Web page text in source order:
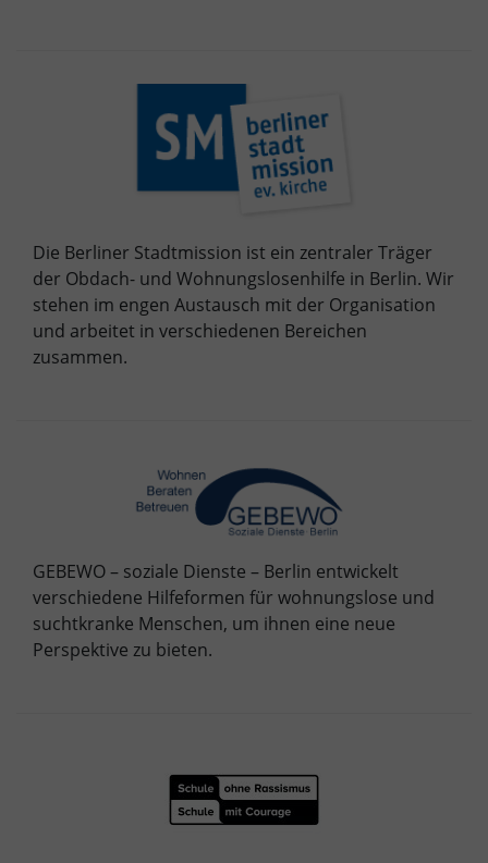
Die Berliner Stadtmission ist ein zentraler Träger
der Obdach- und Wohnungslosenhilfe in Berlin. Wir
stehen im engen Austausch mit der Organisation
und arbeitet in verschiedenen Bereichen
zusammen.
GEBEWO – soziale Dienste – Berlin entwickelt
verschiedene Hilfeformen für wohnungslose und
suchtkranke Menschen, um ihnen eine neue
Perspektive zu bieten.